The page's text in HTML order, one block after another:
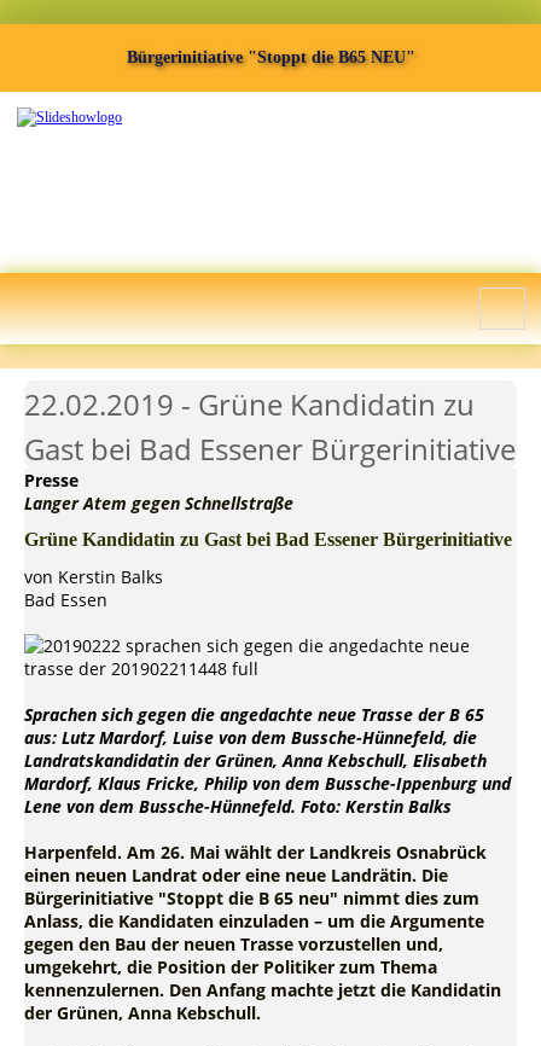
Bürgerinitiative "Stoppt die B65 NEU"
22.02.2019 - Grüne Kandidatin zu
Gast bei Bad Essener Bürgerinitiative
Presse
Langer Atem gegen Schnellstraße
Grüne Kandidatin zu Gast bei Bad Essener Bürgerinitiative
von Kerstin Balks
Bad Essen
Sprachen sich gegen die angedachte neue Trasse der B 65
aus: Lutz Mardorf, Luise von dem Bussche-Hünnefeld, die
Landratskandidatin der Grünen, Anna Kebschull, Elisabeth
Mardorf, Klaus Fricke, Philip von dem Bussche-Ippenburg und
Lene von dem Bussche-Hünnefeld. Foto: Kerstin Balks
Harpenfeld. Am 26. Mai wählt der Landkreis Osnabrück
einen neuen Landrat oder eine neue Landrätin. Die
Bürgerinitiative "Stoppt die B 65 neu" nimmt dies zum
Anlass, die Kandidaten einzuladen – um die Argumente
gegen den Bau der neuen Trasse vorzustellen und,
umgekehrt, die Position der Politiker zum Thema
kennenzulernen. Den Anfang machte jetzt die Kandidatin
der Grünen, Anna Kebschull.